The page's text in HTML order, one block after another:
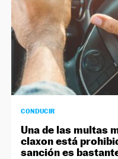
CONDUCIR
Una de las multas
claxon está
sanción es